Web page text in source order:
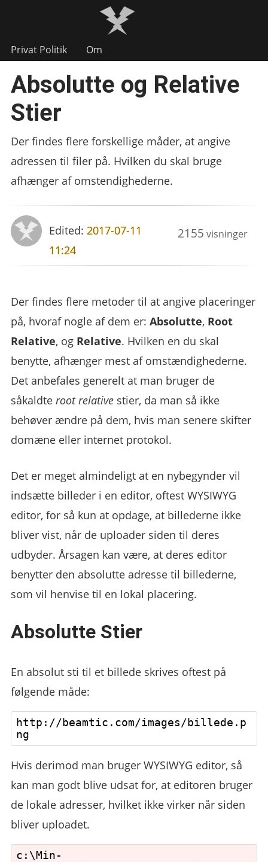
Privat Politik Om
Absolutte og Relative
Stier
Der findes flere forskellige måder, at angive
adressen til filer på. Hvilken du skal bruge
afhænger af omstendighederne.
2155 visninger
Edited:2017-07-11
11:24
Der findes flere metoder til at angive placeringer
på, hvoraf nogle af dem er:Absolutte, Root
Relative, og Relative. Hvilken en du skal
benytte, afhænger mest af omstændighederne.
Det anbefales generelt at man bruger de
såkaldteroot relative stier, da man så ikke
behøver ændre på dem, hvis man senere skifter
domæne eller internet protokol.
Det er meget almindeligt at en nybegynder vil
indsætte billeder i en editor, oftest WYSIWYG
editor, for så kun at opdage, at billederne ikke
bliver vist, når de uploader siden til deres
udbyder. Årsagen kan være, at deres editor
benytter den absolutte adresse til billederne,
som vil henvise til en lokal placering.
Absolutte Stier
En absolut sti til et billede skrives oftest på
følgende måde:
http://beamtic.com/images/billede.p
Hvis derimod man bruger WYSIWYG editor, så
kan man godt blive udsat for, at editoren bruger
de lokale adresser, hvilket ikke virker når siden
bliver uploadet.
c:\Min-